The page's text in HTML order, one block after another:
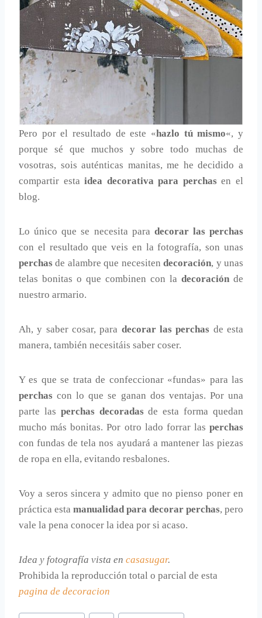
Pero por el resultado de este «hazlo tú mismo«, y
porque sé que muchos y sobre todo muchas de
vosotras, sois auténticas manitas, me he decidido a
compartir esta idea decorativa para perchasen el
blog.
Lo único que se necesita para decorar las perchas
con el resultado que veis en la fotografía, son unas
perchas de alambre que necesitendecoración, y unas
telas bonitas o que combinen con la decoración de
nuestro armario.
Ah, y saber cosar, para decorar las perchas de esta
manera, también necesitáis saber coser.
Y es que se trata de confeccionar «fundas» para las
perchas con lo que se ganan dos ventajas. Por una
parte las perchas decoradasde esta forma quedan
mucho más bonitas. Por otro lado forrar las perchas
con fundas de tela nos ayudará a mantener las piezas
de ropa en ella, evitando resbalones.
Voy a seros sincera y admito que no pienso poner en
práctica esta manualidad para decorar perchas, pero
vale la pena conocer la idea por si acaso.
Idea y fotografía vista en casasugar.
Prohibida la reproducción total o parcial de esta
pagina de decoracion